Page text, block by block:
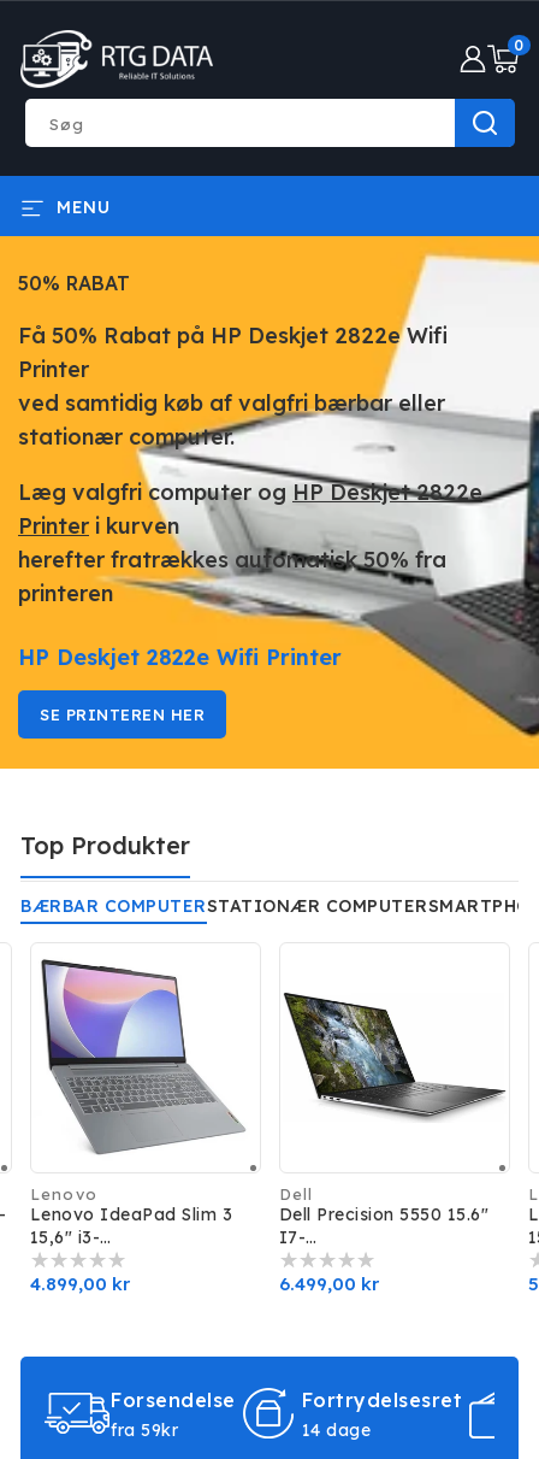
INDHOLD
Søg
0
varer
MENU
50% RABAT
Få 50% Rabat på HP Deskjet 2822e Wifi
Printer
ved samtidig køb af valgfri bærbar eller
stationær computer.
Læg valgfri computer og HP Deskjet 2822e
Printer i kurven
herefter fratrækkes automatisk 50% fra
printeren
HP Deskjet 2822e Wifi Printer
SE PRINTEREN HER
Top Produkter
BÆRBAR COMPUTERSTATIONÆR COMPUTER
Forhandler:
Lenovo
Lenovo IdeaPad Slim 3
15,6" i3-
N305/8GB/128SSD/W11H
-S
Normalpris
4.899,00 kr
Forhandler:
Dell
Dell Precision 5550 15.6"
I7-
10850H/16GB/512GB/T20
00/W11P
Normalpris
6.499,00 kr
Forsendelse
fra 59kr
Fortrydelsesret
14 dage